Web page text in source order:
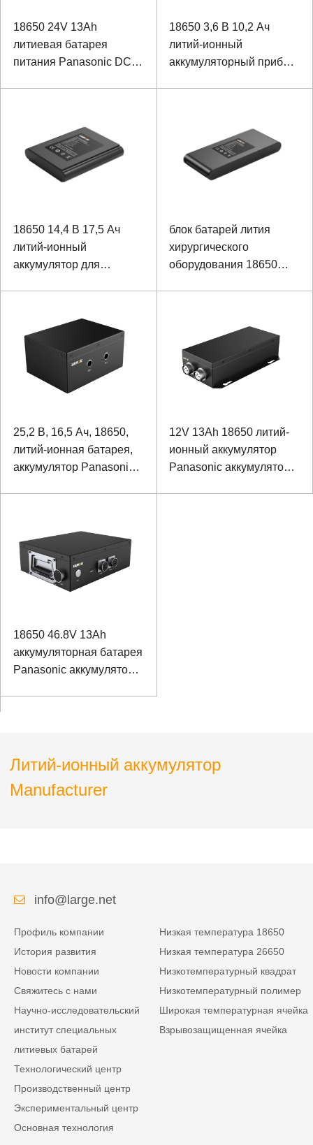
18650 24V 13Ah
литиевая батарея
питания Panasonic DC-
18650 3,6 В 10,2 Ач
литий-ионный
аккумуляторный прибор
18650 14,4 В 17,5 Ач
литий-ионный
аккумулятор для
блок батарей лития
хирургического
оборудования 18650
25,2 В, 16,5 Ач, 18650,
литий-ионная батарея,
аккумулятор Panasonic
разрешением
12V 13Ah 18650 литий-
ионный аккумулятор
Panasonic аккумулятор
18650 46.8V 13Ah
аккумуляторная батарея
Panasonic аккумулятор
Литий-ионный аккумулятор
Manufacturer
info@large.net
Профиль компании
История развития
Новости компании
Свяжитесь с нами
Научно-исследовательский
институт специальных
литиевых батарей
Технологический центр
Производственный центр
Экспериментальный центр
Основная технология
Низкая температура 18650
Низкая температура 26650
Низкотемпературный квадрат
Низкотемпературный полимер
Широкая температурная ячейка
Взрывозащищенная ячейка